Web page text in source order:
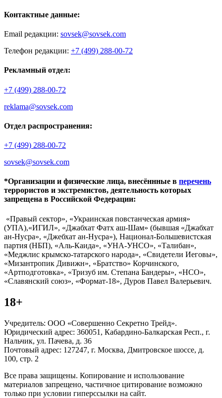
Контактные данные:
Email редакции: sovsek@sovsek.com
Телефон редакции: +7 (499) 288-00-72
Рекламный отдел:
+7 (499) 288-00-72
reklama@sovsek.com
Отдел распространения:
+7 (499) 288-00-72
sovsek@sovsek.com
*Организации и физические лица, внесённные в перечень
террористов и экстремистов, деятельность которых
запрещена в Российской Федерации:
«Правый сектор», «Украинская повстанческая армия»
(УПА),«ИГИЛ», «Джабхат Фатх аш-Шам» (бывшая «Джабхат
ан-Нусра», «Джебхат ан-Нусра»), Национал-Большевистская
партия (НБП), «Аль-Каида», «УНА-УНСО», «Талибан»,
«Меджлис крымско-татарского народа», «Свидетели Иеговы»,
«Мизантропик Дивижн», «Братство» Корчинского,
«Артподготовка», «Тризуб им. Степана Бандеры», «НСО»,
«Славянский союз», «Формат-18», Дуров Павел Валерьевич.
18+
Учредитель: ООО «Совершенно Секретно Трейд».
Юридический адрес: 360051, Кабардино-Балкарская Респ., г.
Нальчик, ул. Пачева, д. 36
Почтовый адрес: 127247, г. Москва, Дмитровское шоссе, д.
100, стр. 2
Все права защищены. Копирование и использование
материалов запрещено, частичное цитирование возможно
только при условии гиперссылки на сайт.